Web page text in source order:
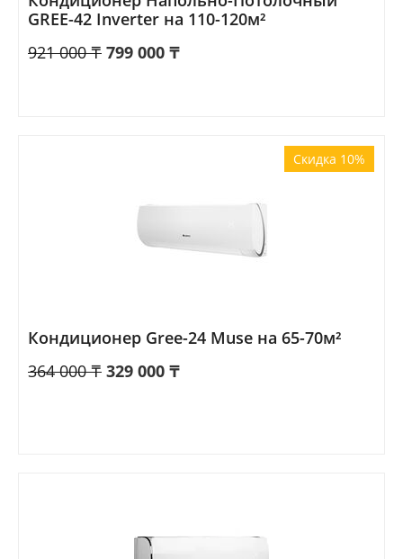
GREE-42 Inverter на 110-120м²
921 000 ₸ 799 000 ₸
Скидка 10%
Кондиционер Gree-24 Muse на 65-70м²
364 000 ₸ 329 000 ₸